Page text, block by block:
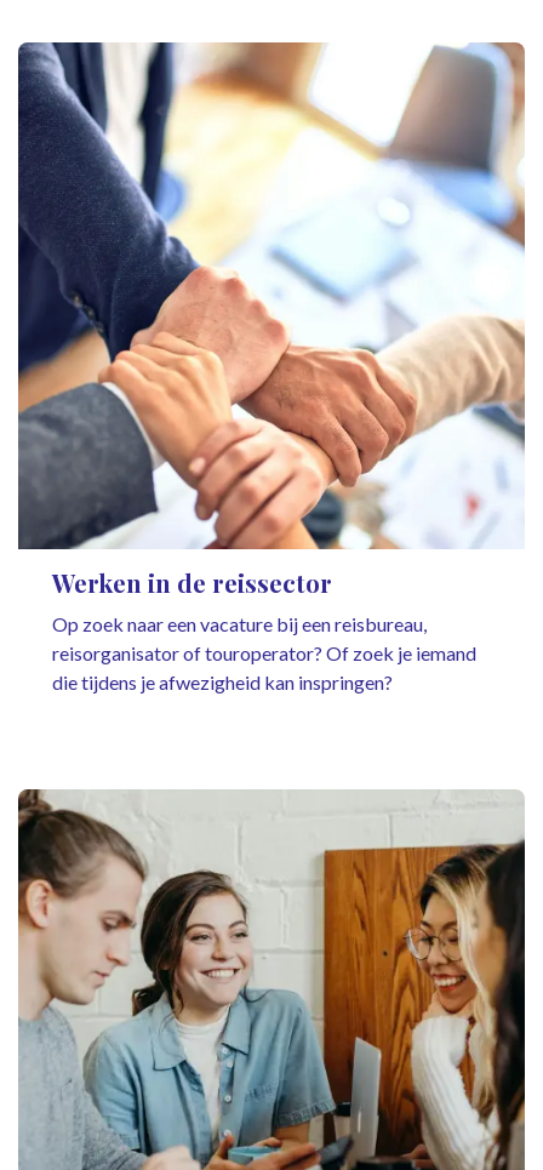
Werken in de reissector
Op zoek naar een vacature bij een reisbureau,
reisorganisator of touroperator? Of zoek je iemand
die tijdens je afwezigheid kan inspringen?